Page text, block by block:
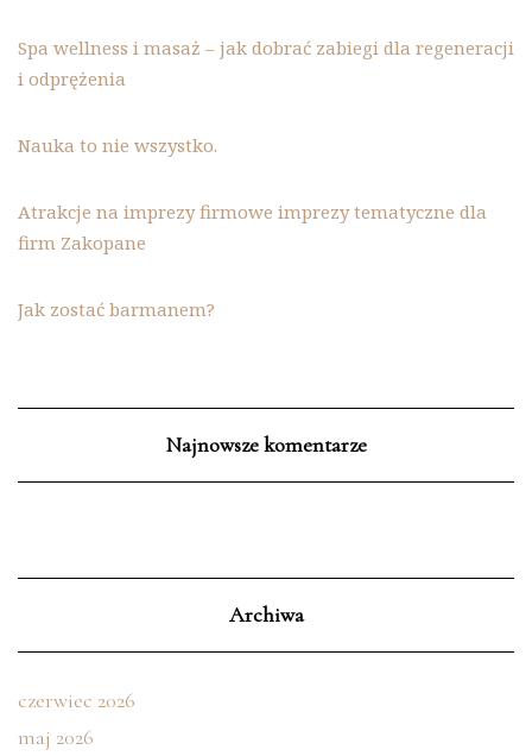
Spa wellness i masaż – jak dobrać zabiegi dla regeneracji
i odprężenia
Nauka to nie wszystko.
Atrakcje na imprezy firmowe imprezy tematyczne dla
firm Zakopane
Jak zostać barmanem?
Najnowsze komentarze
Archiwa
czerwiec 2026
maj 2026